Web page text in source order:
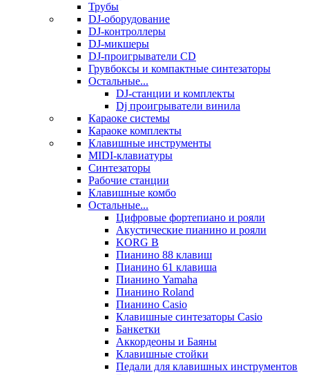
Трубы
DJ-оборудование
DJ-контроллеры
DJ-микшеры
DJ-проигрыватели CD
Грувбоксы и компактные синтезаторы
Остальные...
DJ-станции и комплекты
Dj проигрыватели винила
Караоке системы
Караоке комплекты
Клавишные инструменты
MIDI-клавиатуры
Синтезаторы
Рабочие станции
Клавишные комбо
Остальные...
Цифровые фортепиано и рояли
Акустические пианино и рояли
KORG B
Пианино 88 клавиш
Пианино 61 клавиша
Пианино Yamaha
Пианино Roland
Пианино Casio
Клавишные синтезаторы Casio
Банкетки
Аккордеоны и Баяны
Клавишные стойки
Педали для клавишных инструментов